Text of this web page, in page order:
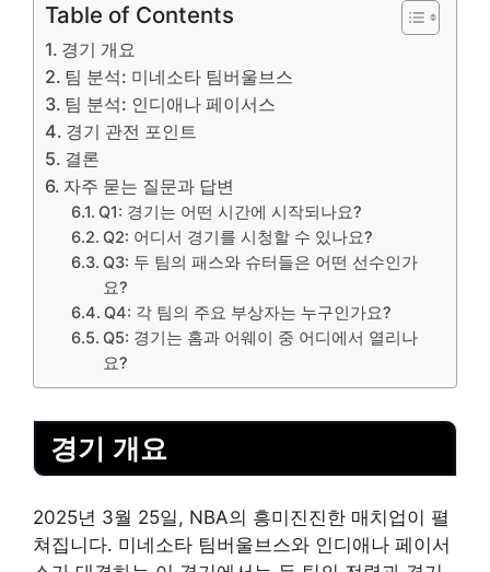
Table of Contents
경기 개요
팀 분석: 미네소타 팀버울브스
팀 분석: 인디애나 페이서스
경기 관전 포인트
결론
자주 묻는 질문과 답변
Q1: 경기는 어떤 시간에 시작되나요?
Q2: 어디서 경기를 시청할 수 있나요?
Q3: 두 팀의 패스와 슈터들은 어떤 선수인가
요?
Q4: 각 팀의 주요 부상자는 누구인가요?
Q5: 경기는 홈과 어웨이 중 어디에서 열리나
요?
경기 개요
2025년 3월 25일, NBA의 흥미진진한 매치업이 펼
쳐집니다. 미네소타 팀버울브스와 인디애나 페이서